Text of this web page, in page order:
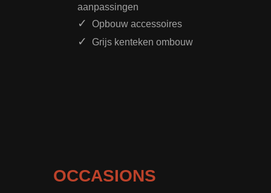
aanpassingen
Opbouw accessoires
Grijs kenteken ombouw
OCCASIONS